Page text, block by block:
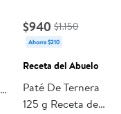
$940 $1.150
Ahorra $210
Receta del Abuelo
Paté De Ternera
125 g Receta del